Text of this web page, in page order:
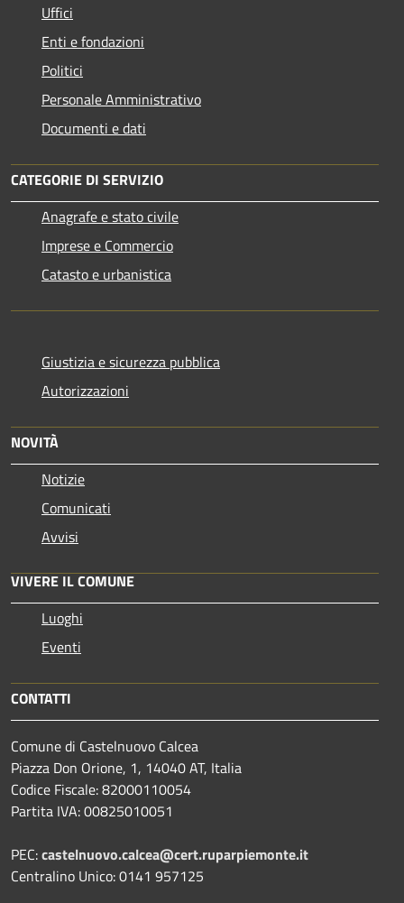
Uffici
Enti e fondazioni
Politici
Personale Amministrativo
Documenti e dati
CATEGORIE DI SERVIZIO
Anagrafe e stato civile
Imprese e Commercio
Catasto e urbanistica
Giustizia e sicurezza pubblica
Autorizzazioni
NOVITÀ
Notizie
Comunicati
Avvisi
VIVERE IL COMUNE
Luoghi
Eventi
CONTATTI
Comune di Castelnuovo Calcea
Piazza Don Orione, 1, 14040 AT, Italia
Codice Fiscale: 82000110054
Partita IVA: 00825010051
PEC:castelnuovo.calcea@cert.ruparpiemonte.it
Centralino Unico: 0141 957125